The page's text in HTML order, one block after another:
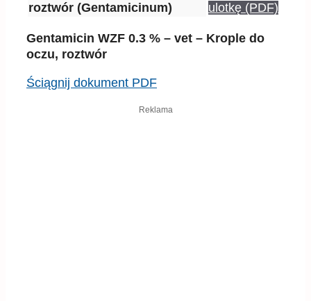
roztwór (Gentamicinum)
ulotkę (PDF)
Gentamicin WZF 0.3 % – vet – Krople do
oczu, roztwór
Ściągnij dokument PDF
Reklama